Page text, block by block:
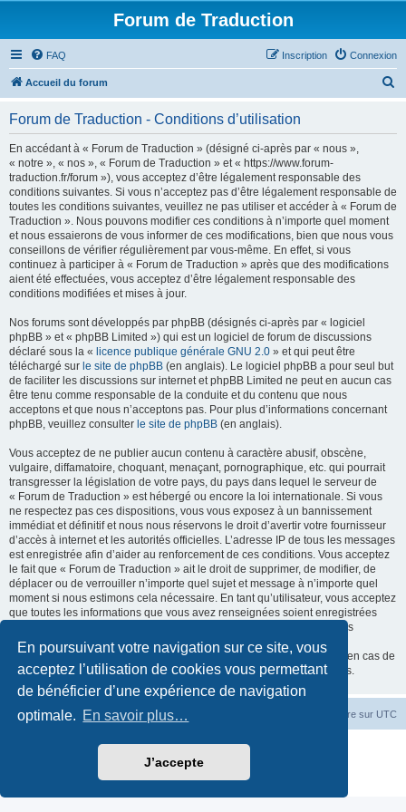
En poursuivant votre navigation sur ce site, vous
acceptez l’utilisation de cookies vous permettant
de bénéficier d’une expérience de navigation
optimale. En savoir plus…
J’accepte
Forum de Traduction
FAQ Connexion
Inscription
Accueil du forum
Forum de Traduction - Conditions d’utilisation
En accédant à « Forum de Traduction » (désigné ci-après par « nous »,
« notre », « nos », « Forum de Traduction » et « https://www.forum-
traduction.fr/forum »), vous acceptez d’être légalement responsable des
conditions suivantes. Si vous n’acceptez pas d’être légalement responsable de
toutes les conditions suivantes, veuillez ne pas utiliser et accéder à « Forum de
Traduction ». Nous pouvons modifier ces conditions à n’importe quel moment
et nous essaierons de vous informer de ces modifications, bien que nous vous
conseillons de vérifier régulièrement par vous-même. En effet, si vous
continuez à participer à « Forum de Traduction » après que des modifications
aient été effectuées, vous acceptez d’être légalement responsable des
conditions modifiées et mises à jour.
Nos forums sont développés par phpBB (désignés ci-après par « logiciel
phpBB » et « phpBB Limited ») qui est un logiciel de forum de discussions
déclaré sous la « licence publique générale GNU 2.0 » et qui peut être
téléchargé sur le site de phpBB (en anglais). Le logiciel phpBB a pour seul but
de faciliter les discussions sur internet et phpBB Limited ne peut en aucun cas
être tenu comme responsable de la conduite et du contenu que nous
acceptons et que nous n’acceptons pas. Pour plus d’informations concernant
phpBB, veuillez consulter le site de phpBB (en anglais).
Vous acceptez de ne publier aucun contenu à caractère abusif, obscène,
vulgaire, diffamatoire, choquant, menaçant, pornographique, etc. qui pourrait
transgresser la législation de votre pays, du pays dans lequel le serveur de
« Forum de Traduction » est hébergé ou encore la loi internationale. Si vous
ne respectez pas ces dispositions, vous vous exposez à un bannissement
immédiat et définitif et nous nous réservons le droit d’avertir votre fournisseur
d’accès à internet et les autorités officielles. L’adresse IP de tous les messages
est enregistrée afin d’aider au renforcement de ces conditions. Vous acceptez
le fait que « Forum de Traduction » ait le droit de supprimer, de modifier, de
déplacer ou de verrouiller n’importe quel sujet et message à n’importe quel
moment si nous estimons cela nécessaire. En tant qu’utilisateur, vous acceptez
que toutes les informations que vous avez renseignées soient enregistrées
dans notre base de données. Bien que ces informations ne seront pas
diffusées à une tierce partie sans votre consentement, ni « Forum de
Traduction », ni phpBB, ne pourront être tenus comme responsables en cas de
tentative de piratage informatique visant à compromettre vos données.
Accueil du forum Fuseau horaire sur UTC
Développé parphpBB® Forum Software © phpBB Limited
Traduction française officielle
Confidentialité|Conditions